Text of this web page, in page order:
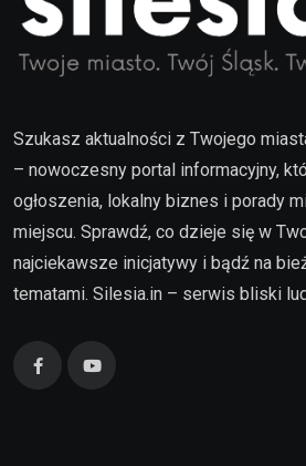
Szukasz aktualności z Twojego
– nowoczesny portal informacyjny,
ogłoszenia, lokalny biznes i porady
miejscu. Sprawdź, co dzieje się w
najciekawsze inicjatywy i bądź na
tematami. Silesia.in – serwis bliski